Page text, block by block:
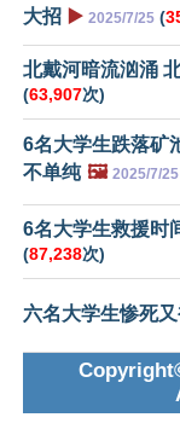
大招 ▶️ 2025/7/25 (
北戴河暗流汹涌
(63,907次)
6名大学生跌落矿
不单纯 🖼️ 2025/7/25
6名大学生救援时
(87,238次)
六名大学生惨死